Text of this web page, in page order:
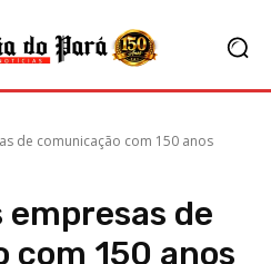
de comunicação com 150 anos
empresas de
com 150 anos